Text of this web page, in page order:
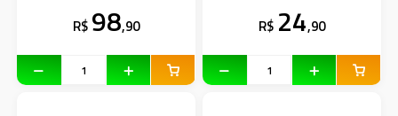
R$ 98,90 R$ 24,90